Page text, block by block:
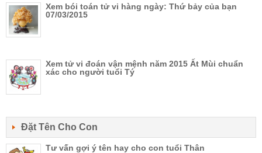
Xem bói toán tử vi hàng ngày: Thứ bảy của bạn
07/03/2015
Xem tử vi đoán vận mệnh năm 2015 Ất Mùi chuẩn
xác cho người tuổi Tý
Đặt Tên Cho Con
Tư vấn gợi ý tên hay cho con tuổi Thân